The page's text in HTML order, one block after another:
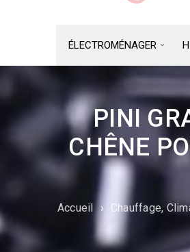
ÉLECTROMÉNAGER
PINI
CHÊNE
Accueil › Chauffage,